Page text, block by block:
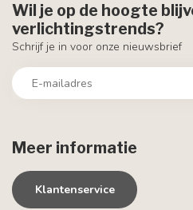
Meer informatie
Klantenservice
Wil je op de hoogte
verlichtingstrends?
Schrijf je in voor onze nieuwsbrief